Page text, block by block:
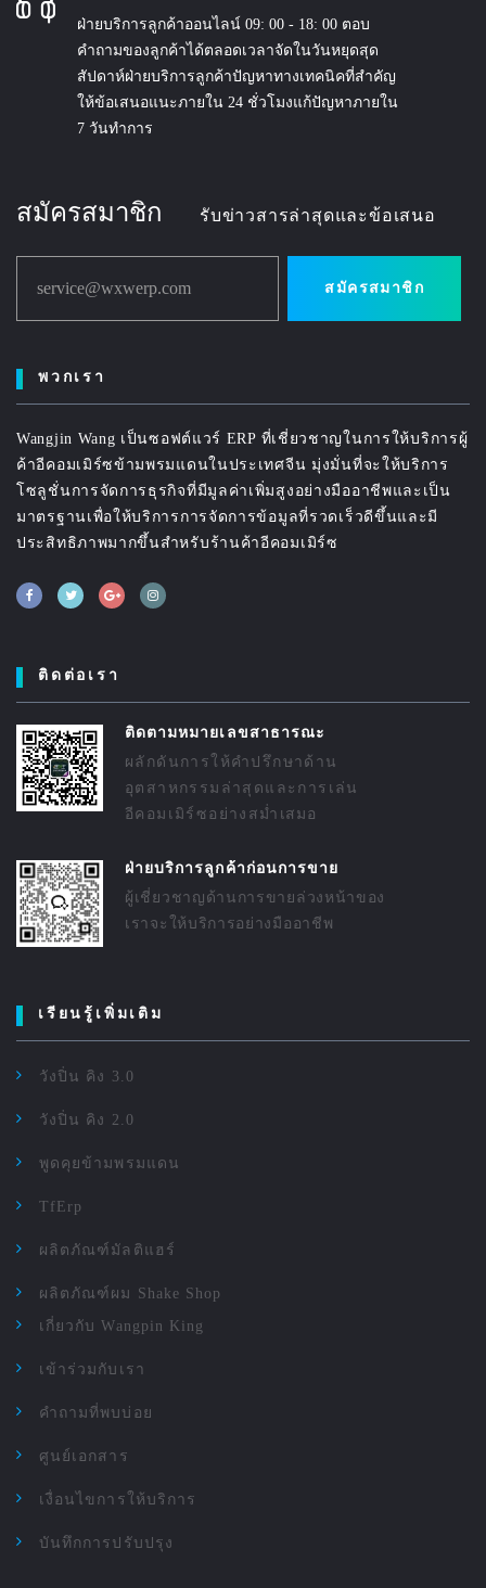
ฝ่ายบริการลูกค้าออนไลน์ 09: 00 - 18: 00 ตอบ
คำถามของลูกค้าได้ตลอดเวลาจัดในวันหยุดสุด
สัปดาห์ฝ่ายบริการลูกค้าปัญหาทางเทคนิคที่สำคัญ
ให้ข้อเสนอแนะภายใน 24 ชั่วโมงแก้ปัญหาภายใน
7 วันทำการ
สมัครสมาชิก รับข่าวสารล่าสุดและข้อเสนอ
service@wxwerp.com สมัครสมาชิก
พวกเรา
Wangjin Wang เป็นซอฟต์แวร์ ERP ที่เชี่ยวชาญในการให้บริการผู้
ค้าอีคอมเมิร์ซข้ามพรมแดนในประเทศจีน มุ่งมั่นที่จะให้บริการ
โซลูชั่นการจัดการธุรกิจที่มีมูลค่าเพิ่มสูงอย่างมืออาชีพและเป็น
มาตรฐานเพื่อให้บริการการจัดการข้อมูลที่รวดเร็วดีขึ้นและมี
ประสิทธิภาพมากขึ้นสำหรับร้านค้าอีคอมเมิร์ซ
ติดต่อเรา
ติดตามหมายเลขสาธารณะ
ผลักดันการให้คำปรึกษาด้าน
อุตสาหกรรมล่าสุดและการเล่น
อีคอมเมิร์ซอย่างสม่ำเสมอ
ฝ่ายบริการลูกค้าก่อนการขาย
ผู้เชี่ยวชาญด้านการขายล่วงหน้าของ
เราจะให้บริการอย่างมืออาชีพ
เรียนรู้เพิ่มเติม
วังปิ่น คิง 3.0
วังปิ่น คิง 2.0
พูดคุยข้ามพรมแดน
TfErp
ผลิตภัณฑ์มัลติแฮร์
ผลิตภัณฑ์ผม Shake Shop
เกี่ยวกับ Wangpin King
เข้าร่วมกับเรา
คำถามที่พบบ่อย
ศูนย์เอกสาร
เงื่อนไขการให้บริการ
บันทึกการปรับปรุง